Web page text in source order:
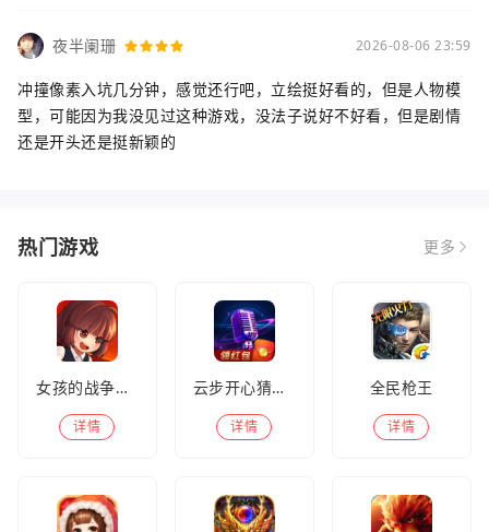
夜半阑珊 2026-08-06 23:59
冲撞像素入坑几分钟，感觉还行吧，立绘挺好看的，但是人物模
型，可能因为我没见过这种游戏，没法子说好不好看，但是剧情
还是开头还是挺新颖的
热门游戏 更多
女孩的战争手机版(暂未上线)
详情
云步开心猜歌名
详情
全民枪王
详情